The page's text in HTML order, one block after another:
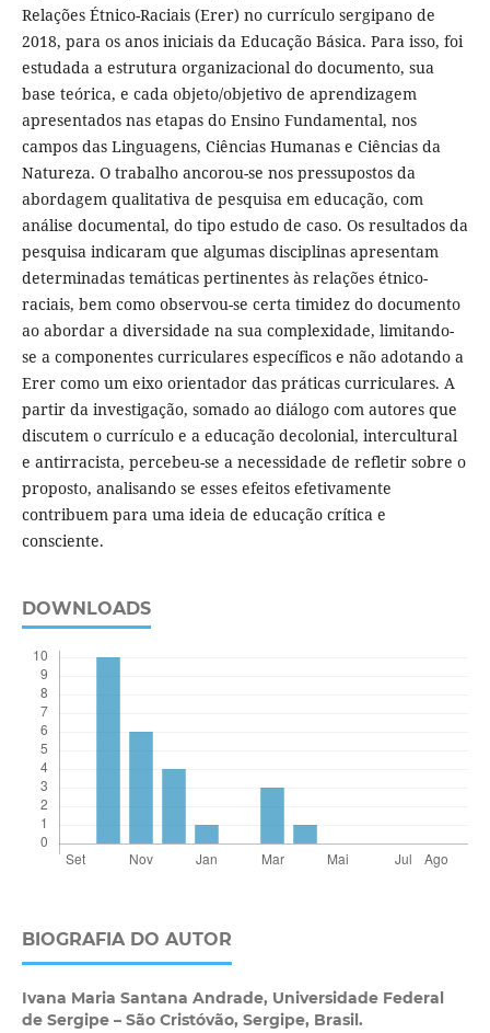
Relações Étnico-Raciais (Erer) no currículo sergipano de
2018, para os anos iniciais da Educação Básica. Para isso, foi
estudada a estrutura organizacional do documento, sua
base teórica, e cada objeto/objetivo de aprendizagem
apresentados nas etapas do Ensino Fundamental, nos
campos das Linguagens, Ciências Humanas e Ciências da
Natureza. O trabalho ancorou-se nos pressupostos da
abordagem qualitativa de pesquisa em educação, com
análise documental, do tipo estudo de caso. Os resultados da
pesquisa indicaram que algumas disciplinas apresentam
determinadas temáticas pertinentes às relações étnico-
raciais, bem como observou-se certa timidez do documento
ao abordar a diversidade na sua complexidade, limitando-
se a componentes curriculares específicos e não adotando a
Erer como um eixo orientador das práticas curriculares. A
partir da investigação, somado ao diálogo com autores que
discutem o currículo e a educação decolonial, intercultural
e antirracista, percebeu-se a necessidade de refletir sobre o
proposto, analisando se esses efeitos efetivamente
contribuem para uma ideia de educação crítica e
consciente.
DOWNLOADS
BIOGRAFIA DO AUTOR
Ivana Maria Santana Andrade, Universidade Federal
de Sergipe – São Cristóvão, Sergipe, Brasil.